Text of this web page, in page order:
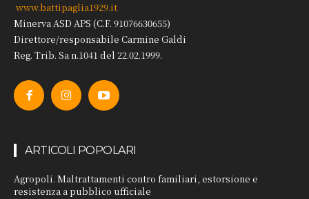
www.battipaglia1929.it
Minerva ASD APS (C.F. 91076630655)
Direttore/responsabile Carmine Galdi
Reg. Trib. Sa n.1041 del 22.02.1999.
ARTICOLI POPOLARI
Agropoli. Maltrattamenti contro familiari, estorsione e
resistenza a pubblico ufficiale